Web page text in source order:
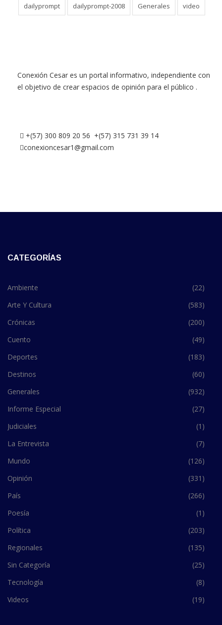
dailyprompt dailyprompt-2008 Generales video
Conexión Cesar es un portal informativo, independiente con
el objetivo de crear espacios de opinión para el público .
+(57) 300 809 20 56 +(57) 315 731 39 14
conexioncesar1@gmail.com
CATEGORÍAS
Ambiente
(22)
Arte Y Cultura
(583)
Crónicas
(200)
Cuento
(49)
Deportes
(183)
Destinos
(60)
Generales
(932)
Informe Especial
(27)
Judiciales
(1)
La Entrevista
(7)
Mundo
(126)
Opinión
(331)
País
(266)
Poesía
(1)
Política
(203)
Regionales
(135)
Sin Categoría
(25)
Tecnología
(8)
Videos
(19)